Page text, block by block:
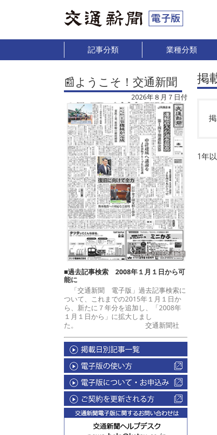
記事分類 業種分類
📰ようこそ！交通新聞
2026年８月７日付
■過去記事検索 2008年１月１日から可
能に
「交通新聞 電子版」過去記事検索に
ついて、これまでの2015年１月１日か
ら、新たに７年分を追加し、「2008年
１月１日から」に拡大しまし
た。 交通新聞社
掲
1年